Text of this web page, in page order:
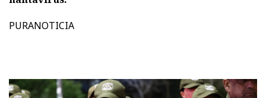
PURANOTICIA